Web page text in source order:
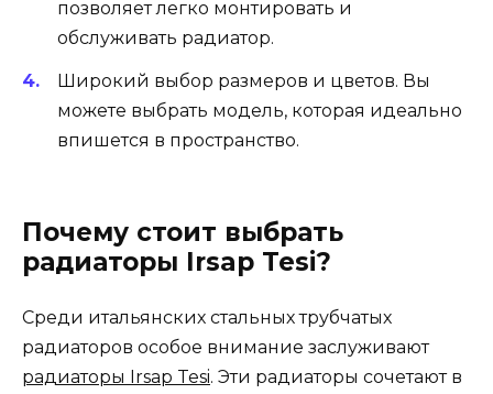
позволяет легко монтировать и
обслуживать радиатор.
Широкий выбор размеров и цветов. Вы
можете выбрать модель, которая идеально
впишется в пространство.
Почему стоит выбрать
радиаторы Irsap Tesi?
Среди итальянских стальных трубчатых
радиаторов особое внимание заслуживают
радиаторы Irsap Tesi. Эти радиаторы сочетают в